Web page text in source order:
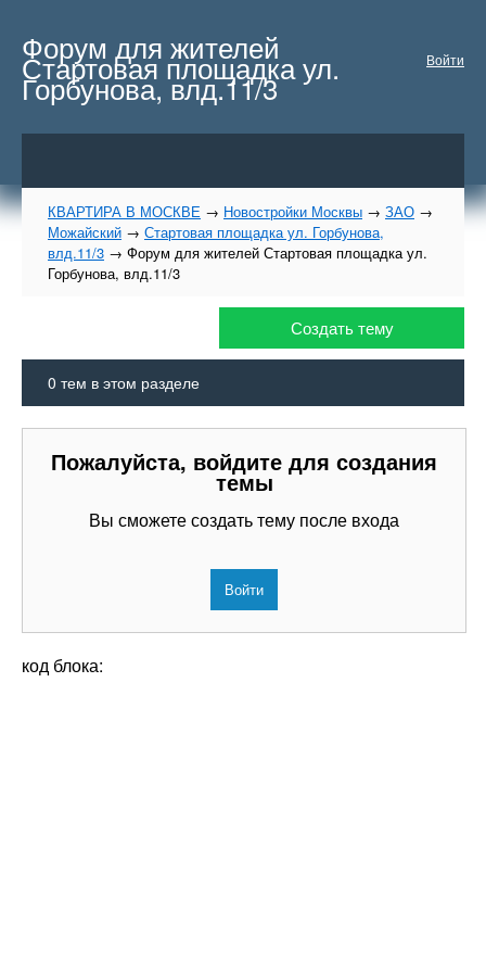
Войти
Форум для жителей
Стартовая площадка ул.
Горбунова, влд.11/3
КВАРТИРА В МОСКВЕ → Новостройки Москвы → ЗАО →
Можайский → Стартовая площадка ул. Горбунова,
влд.11/3 → Форум для жителей Стартовая площадка ул.
Горбунова, влд.11/3
Создать тему
0 тем в этом разделе
Пожалуйста, войдите для создания
темы
Вы сможете создать тему после входа
Войти
код блока: